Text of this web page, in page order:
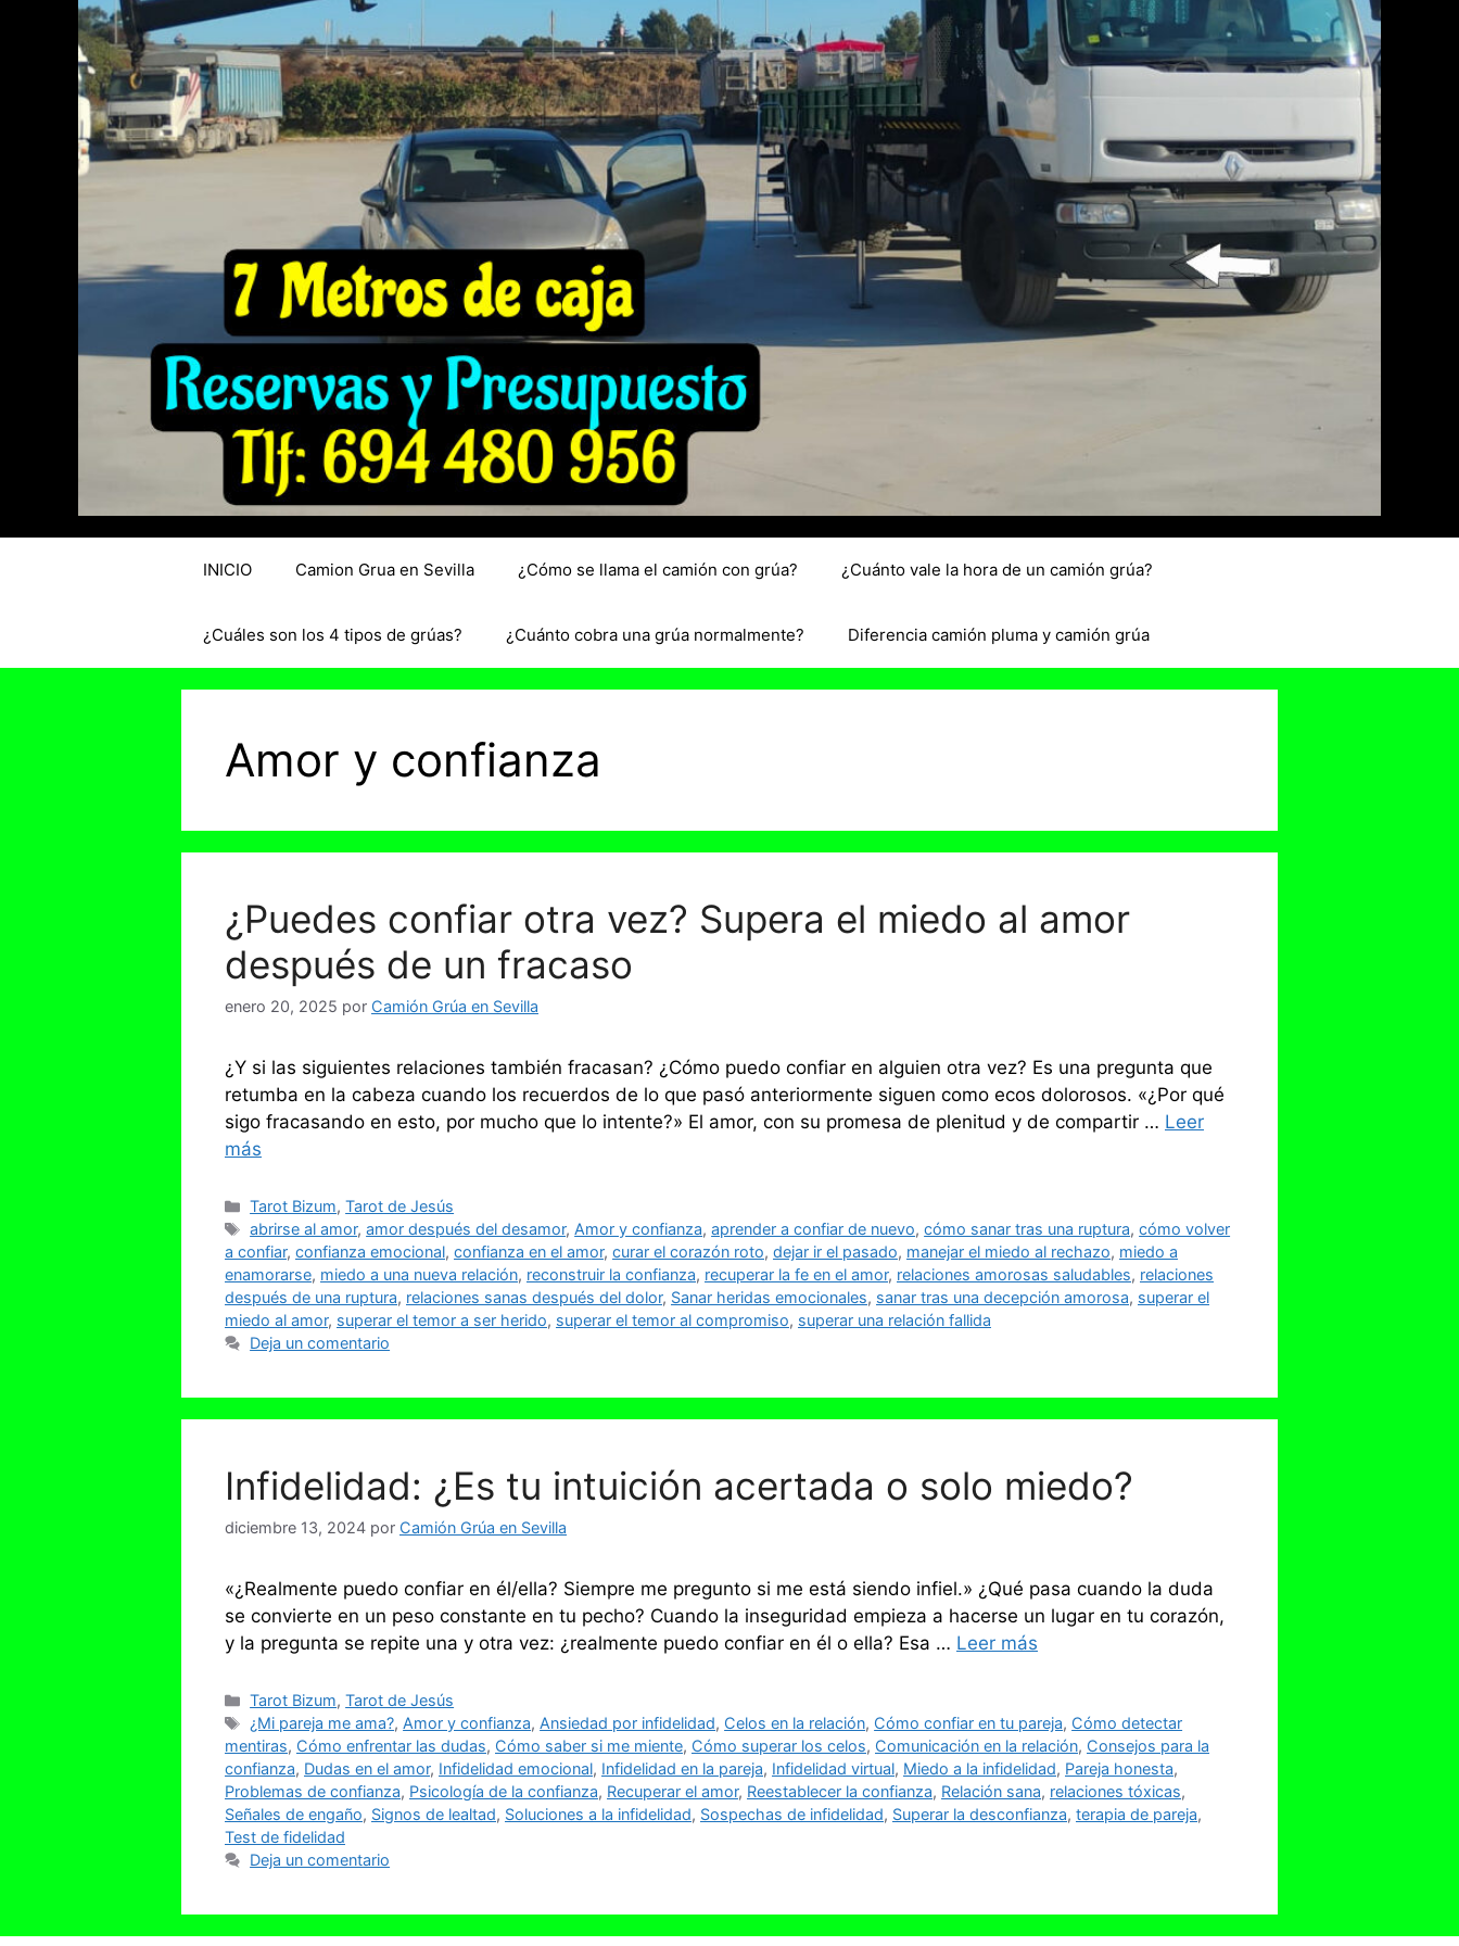
INICIO Camion Grua en Sevilla ¿Cómo se llama el camión con grúa? ¿Cuánto vale la hora de un camión grúa?
¿Cuáles son los 4 tipos de grúas? ¿Cuánto cobra una grúa normalmente? Diferencia camión pluma y camión grúa
Amor y confianza
¿Puedes confiar otra vez? Supera el miedo al amor
después de un fracaso
enero 20, 2025 por Camión Grúa en Sevilla
¿Y si las siguientes relaciones también fracasan? ¿Cómo puedo confiar en alguien otra vez? Es una pregunta que
retumba en la cabeza cuando los recuerdos de lo que pasó anteriormente siguen como ecos dolorosos. «¿Por qué
sigo fracasando en esto, por mucho que lo intente?» El amor, con su promesa de plenitud y de compartir … Leer
más
Categorías
Tarot Bizum,Tarot de Jesús
Etiquetas
abrirse al amor,amor después del desamor, Amor y confianza,aprender a confiar de nuevo,cómo sanar tras una ruptura,cómo volver
a confiar, confianza emocional, confianza en el amor, curar el corazón roto, dejar ir el pasado, manejar el miedo al rechazo, miedo a
enamorarse, miedo a una nueva relación, reconstruir la confianza, recuperar la fe en el amor, relaciones amorosas saludables, relaciones
después de una ruptura, relaciones sanas después del dolor, Sanar heridas emocionales, sanar tras una decepción amorosa, superar el
miedo al amor, superar el temor a ser herido, superar el temor al compromiso, superar una relación fallida
Deja un comentario
Infidelidad: ¿Es tu intuición acertada o solo miedo?
diciembre 13, 2024 por Camión Grúa en Sevilla
«¿Realmente puedo confiar en él/ella? Siempre me pregunto si me está siendo infiel.» ¿Qué pasa cuando la duda
se convierte en un peso constante en tu pecho? Cuando la inseguridad empieza a hacerse un lugar en tu corazón,
y la pregunta se repite una y otra vez: ¿realmente puedo confiar en él o ella? Esa … Leer más
Categorías
Tarot Bizum,Tarot de Jesús
Etiquetas
¿Mi pareja me ama?, Amor y confianza, Ansiedad por infidelidad, Celos en la relación, Cómo confiar en tu pareja, Cómo detectar
mentiras, Cómo enfrentar las dudas, Cómo saber si me miente, Cómo superar los celos, Comunicación en la relación, Consejos para la
confianza, Dudas en el amor, Infidelidad emocional, Infidelidad en la pareja, Infidelidad virtual, Miedo a la infidelidad, Pareja honesta,
Problemas de confianza, Psicología de la confianza, Recuperar el amor, Reestablecer la confianza, Relación sana, relaciones tóxicas,
Señales de engaño, Signos de lealtad, Soluciones a la infidelidad, Sospechas de infidelidad, Superar la desconfianza, terapia de pareja,
Test de fidelidad
Deja un comentario